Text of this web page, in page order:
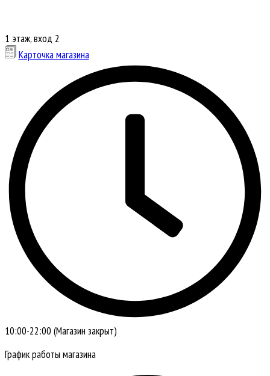
1 этаж, вход 2
Карточка магазина
10:00-22:00 (Магазин закрыт)
График работы магазина